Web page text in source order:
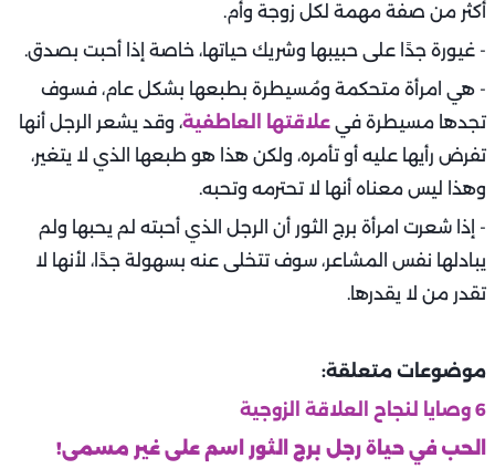
أكثر من صفة مهمة لكل زوجة وأم.
- غيورة جدًا على حبيبها وشريك حياتها، خاصة إذا أحبت بصدق.
- هي امرأة متحكمة ومُسيطرة بطبعها بشكل عام، فسوف
تجدها مسيطرة في علاقتها العاطفية، وقد يشعر الرجل أنها
تفرض رأيها عليه أو تأمره، ولكن هذا هو طبعها الذي لا يتغير،
وهذا ليس معناه أنها لا تحترمه وتحبه.
- إذا شعرت امرأة برج الثور أن الرجل الذي أحبته لم يحبها ولم
يبادلها نفس المشاعر، سوف تتخلى عنه بسهولة جدًا، لأنها لا
تقدر من لا يقدرها.
موضوعات متعلقة:
6 وصايا لنجاح العلاقة الزوجية
الحب في حياة رجل برج الثور اسم على غير مسمى!